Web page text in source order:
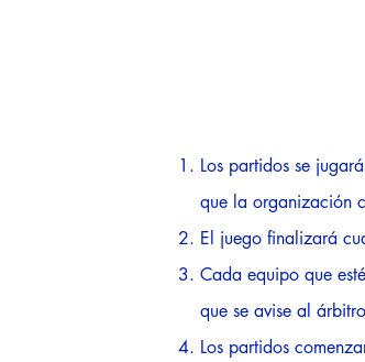
Los partidos se
que la organización
El juego finalizará
Cada equipo que
que se avise al
Los partidos